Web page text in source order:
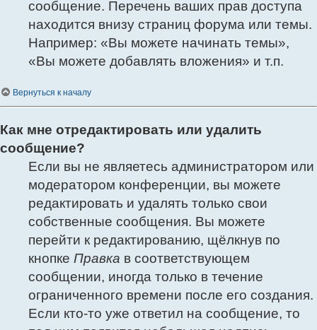
сообщение. Перечень ваших прав доступа
находится внизу страниц форума или темы.
Например: «Вы можете начинать темы»,
«Вы можете добавлять вложения» и т.п.
Вернуться к началу
Как мне отредактировать или удалить
сообщение?
Если вы не являетесь администратором или
модератором конференции, вы можете
редактировать и удалять только свои
собственные сообщения. Вы можете
перейти к редактированию, щёлкнув по
кнопке Правка в соответствующем
сообщении, иногда только в течение
ограниченного времени после его создания.
Если кто-то уже ответил на сообщение, то